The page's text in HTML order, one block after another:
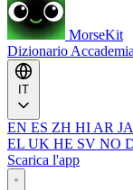
MorseKit
Dizionario Accademia
EN ES ZH HI AR JA
EL UK HE SV NO
Scarica l'app